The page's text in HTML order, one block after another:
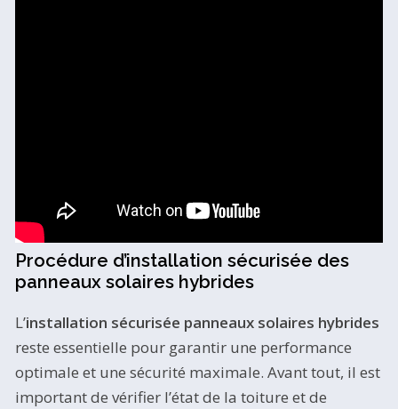
Procédure d’installation sécurisée des
panneaux solaires hybrides
L’installation sécurisée panneaux solaires hybrides
reste essentielle pour garantir une performance
optimale et une sécurité maximale. Avant tout, il est
important de vérifier l’état de la toiture et de